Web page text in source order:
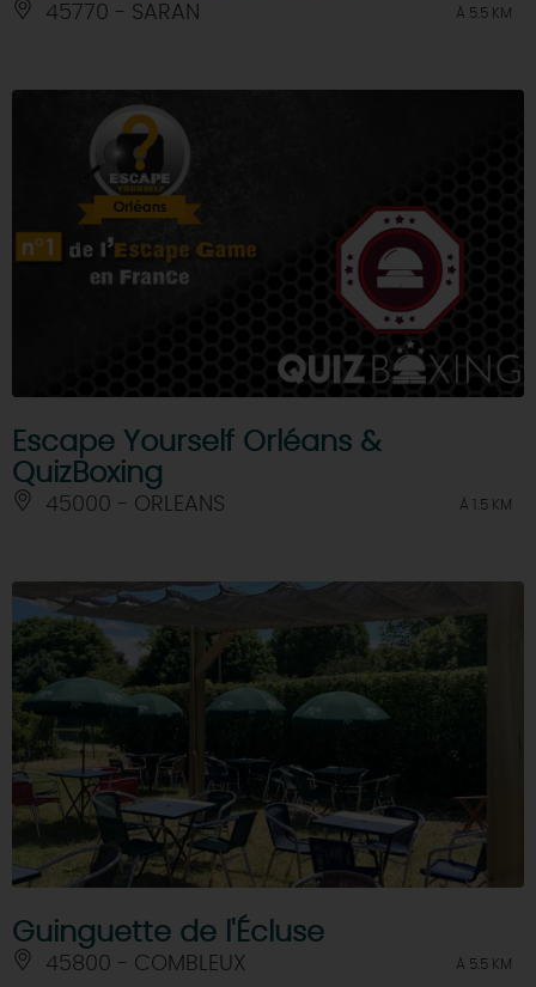
45770 - SARAN À 5.5 KM
Escape Yourself Orléans &
QuizBoxing
45000 - ORLEANS À 1.5 KM
Guinguette de l'Écluse
45800 - COMBLEUX À 5.5 KM